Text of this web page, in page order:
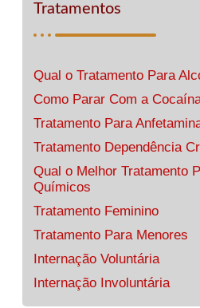
Tratamentos
Qual o Tratamento Para
Como Parar Com a
Tratamento Para
Tratamento Dependência
Qual o Melhor Tratamento
Químicos
Tratamento Feminino
Tratamento Para Menores
Internação Voluntária
Internação Involuntária